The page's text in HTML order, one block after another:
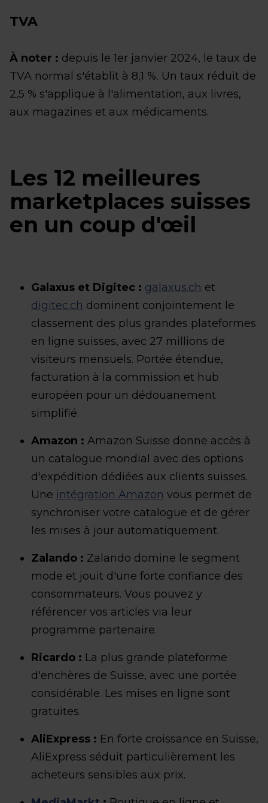
TVA
À noter : depuis le 1er janvier 2024, le taux de
TVA normal s'établit à 8,1 %. Un taux réduit de
2,5 % s'applique à l'alimentation, aux livres,
aux magazines et aux médicaments.
Les 12 meilleures
marketplaces suisses
en un coup d'œil
Galaxus et Digitec : galaxus.ch et
digitec.ch dominent conjointement le
classement des plus grandes plateformes
en ligne suisses, avec 27 millions de
visiteurs mensuels. Portée étendue,
facturation à la commission et hub
européen pour un dédouanement
simplifié.
Amazon : Amazon Suisse donne accès à
un catalogue mondial avec des options
d'expédition dédiées aux clients suisses.
Une intégration Amazon vous permet de
synchroniser votre catalogue et de gérer
les mises à jour automatiquement.
Zalando : Zalando domine le segment
mode et jouit d'une forte confiance des
consommateurs. Vous pouvez y
référencer vos articles via leur
programme partenaire.
Ricardo : La plus grande plateforme
d'enchères de Suisse, avec une portée
considérable. Les mises en ligne sont
gratuites.
AliExpress : En forte croissance en Suisse,
AliExpress séduit particulièrement les
acheteurs sensibles aux prix.